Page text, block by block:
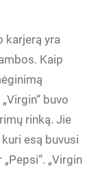
karjerą yra
Kaip
buvo
rinką. Jie
esą buvusi
„Virgin